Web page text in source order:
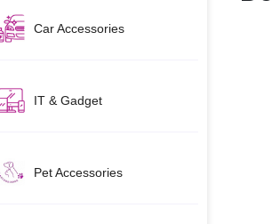
Car Accessories
IT & Gadget
Pet Accessories